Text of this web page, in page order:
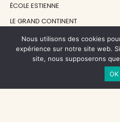
ÉCOLE ESTIENNE
LE GRAND CONTINENT
DIACRITIK
EN ATTENDANT NADEAU
Nous utilisons des cookies
expérience sur notre site web.
site, nous supposerons
OK